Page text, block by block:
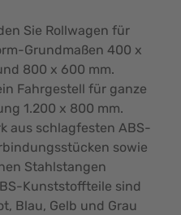
Sie Rollwagen für
Grundmaßen 400 x
800 x 600 mm.
Fahrgestell für ganze
1.200 x 800 mm.
aus schlagfesten ABS-
sowie
Stahlstangen
Kunststoffteile sind
Blau, Gelb und Grau